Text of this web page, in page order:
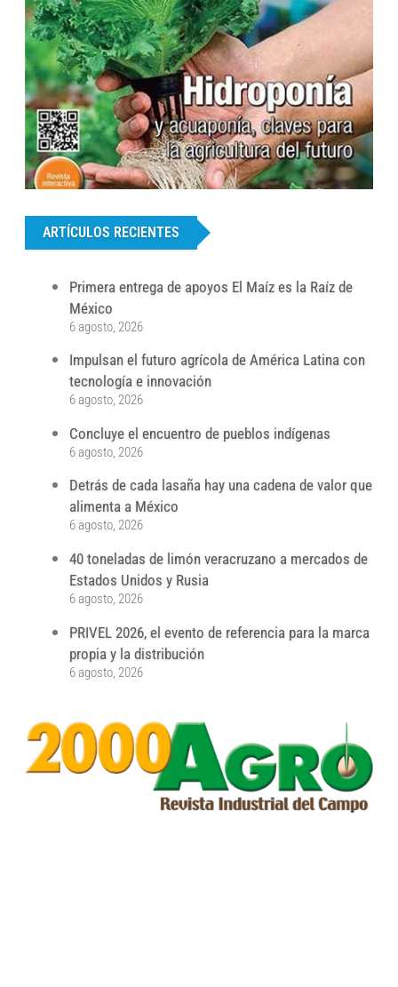
ARTÍCULOS RECIENTES
Primera entrega de apoyos El Maíz es la Raíz de
México
6 agosto, 2026
Impulsan el futuro agrícola de América Latina con
tecnología e innovación
6 agosto, 2026
Concluye el encuentro de pueblos indígenas
6 agosto, 2026
Detrás de cada lasaña hay una cadena de valor que
alimenta a México
6 agosto, 2026
40 toneladas de limón veracruzano a mercados de
Estados Unidos y Rusia
6 agosto, 2026
PRIVEL 2026, el evento de referencia para la marca
propia y la distribución
6 agosto, 2026